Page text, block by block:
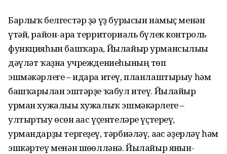
Барлыҡ белгестәр ҙә үҙ бурысын намыҫ менән
үтәй, район-ара территориаль бүлек контроль
функцияһын башҡара, Йылайыр урмансылығы
дәүләт ҡаҙна учреждениеһының төп
эшмәкәрлеге – идара итеү, планлаштырыу һәм
башҡарылған эштәрҙе ҡабул итеү. Йылайыр
урман хужалығы хужалыҡ эшмәкәрлеге –
ултыртыу өсөн ағас үҫентеләре үҫтереү,
урмандарҙы тергеҙеү, тәрбиәләү, ағас әҙерләү һәм
эшкәртеү менән шөғөлләнә. Йылайыр янғын-